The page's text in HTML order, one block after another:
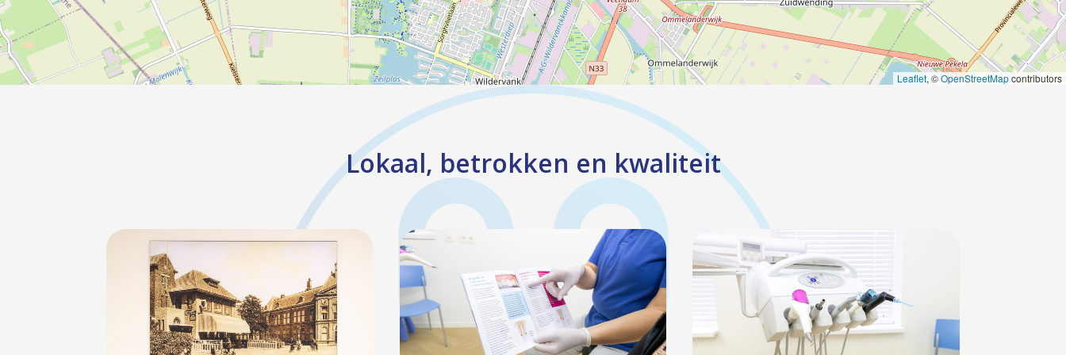
Leaflet, ©OpenStreetMapcontributors
Lokaal, betrokken en kwaliteit